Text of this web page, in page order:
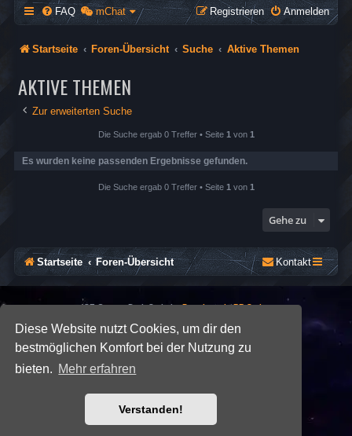
Diese Website nutzt Cookies, um dir den
bestmöglichen Komfort bei der Nutzung zu
bieten. Mehr erfahren
Verstanden!
FAQ mChat Anmelden
Registrieren
Startseite Foren-Übersicht Suche Aktive Themen
AKTIVE THEMEN
Zur erweiterten Suche
Die Suche ergab 0 Treffer • Seite 1 von 1
Es wurden keine passenden Ergebnisse gefunden.
Die Suche ergab 0 Treffer • Seite 1 von 1
Gehe zu
Startseite Foren-Übersicht Kontakt
*SE Gamer: Dark Style byPremium phpBB Styles
Powered byphpBB ® Forum Software © phpBB Limited
Datenschutz